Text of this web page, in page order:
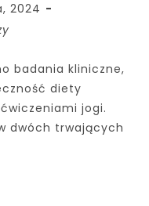
2024
badania kliniczne,
diety
jogi.
dwóch trwających